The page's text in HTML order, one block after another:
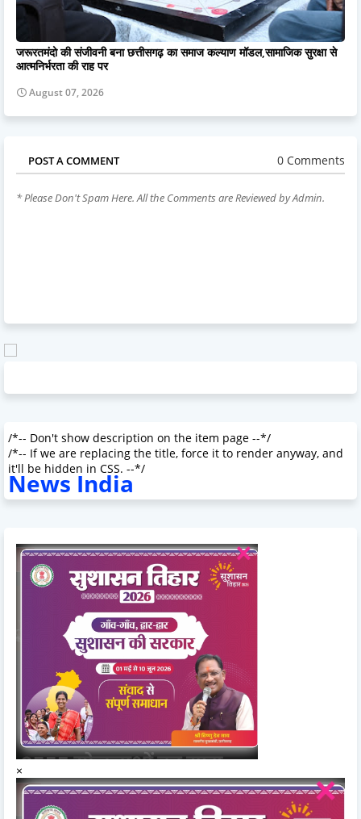
जरूरतमंदो की संजीवनी बना छत्तीसगढ़ का समाज कल्याण मॉडल,सामाजिक सुरक्षा से
आत्मनिर्भरता की राह पर
August 07, 2026
POST A COMMENT 0 Comments
* Please Don't Spam Here. All the Comments are Reviewed by Admin.
/*-- Don't show description on the item page --*/
/*-- If we are replacing the title, force it to render anyway, and
it'll be hidden in CSS. --*/
News India
×